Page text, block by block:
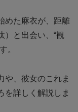
めた麻衣が、距離
）と出会い、“観
。
や、彼女のこれま
を詳しく解説しま